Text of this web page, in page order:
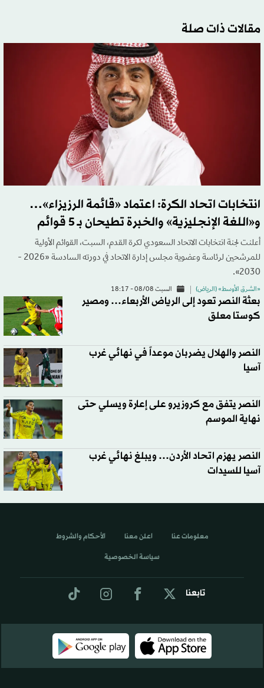
مقالات ذات صلة
انتخابات اتحاد الكرة: اعتماد «قائمة الرزيزاء»…
و«اللغة الإنجليزية» والخبرة تطيحان بـ 5 قوائم
أعلنت لجنة انتخابات الاتحاد السعودي لكرة القدم، السبت، القوائم الأولية
للمرشحين لرئاسة وعضوية مجلس إدارة الاتحاد في دورته السادسة «2026 -
2030».
«الشرق الأوسط» (الرياض) السبت 08/08 - 18:17
بعثة النصر تعود إلى الرياض الأربعاء… ومصير
كوستا معلق
النصر والهلال يضربان موعداً في نهائي غرب
آسيا
النصر يتفق مع كروزيرو على إعارة ويسلي حتى
نهاية الموسم
النصر يهزم اتحاد الأردن… ويبلغ نهائي غرب
آسيا للسيدات
تابعنا
معلومات عنا اعلن معنا الأحكام والشروط
سياسة الخصوصية